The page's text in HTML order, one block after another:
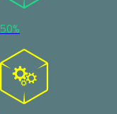
50%